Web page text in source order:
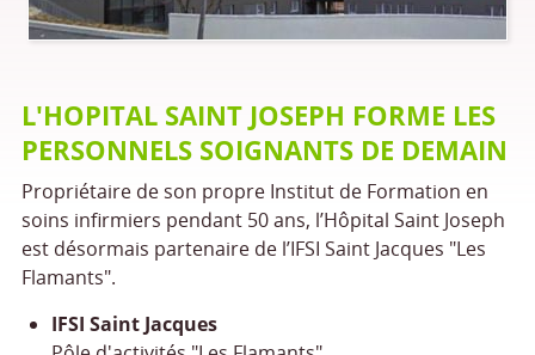
L'HOPITAL SAINT JOSEPH FORME LES
PERSONNELS SOIGNANTS DE DEMAIN
Propriétaire de son propre Institut de Formation en
soins infirmiers pendant 50 ans, l’Hôpital Saint Joseph
est désormais partenaire de l’IFSI Saint Jacques "Les
Flamants".
IFSI Saint Jacques